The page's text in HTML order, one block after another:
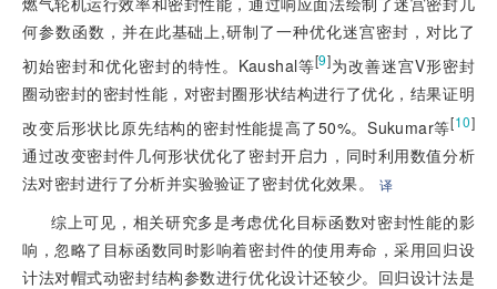
何参数函数，并在此基础上,研制了一种优化迷宫密封，对比了
初始密封和优化密封的特性。Kaushal等[9]为改善迷宫V形密封
圈动密封的密封性能，对密封圈形状结构进行了优化，结果证明
改变后形状比原先结构的密封性能提高了50%。Sukumar等[10]
通过改变密封件几何形状优化了密封开启力，同时利用数值分析
法对密封进行了分析并实验验证了密封优化效果。
译
综上可见，相关研究多是考虑优化目标函数对密封性能的影
响，忽略了目标函数同时影响着密封件的使用寿命，采用回归设
计法对帽式动密封结构参数进行优化设计还较少。回归设计法是